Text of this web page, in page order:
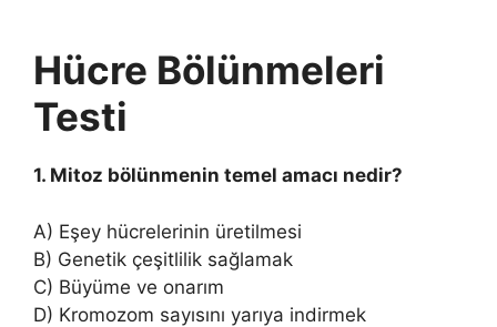
Hücre Bölünmeleri
Testi
1. Mitoz bölünmenin temel amacı nedir?
A) Eşey hücrelerinin üretilmesi
B) Genetik çeşitlilik sağlamak
C) Büyüme ve onarım
D) Kromozom sayısını yarıya indirmek